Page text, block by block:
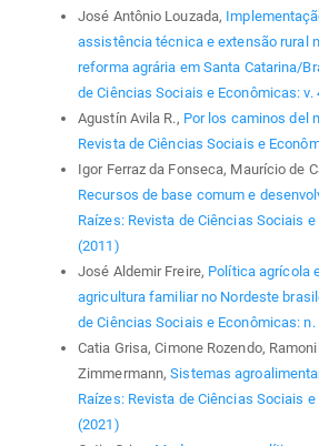
José Antônio Louzada,
assistência técnica e extensão rural
reforma agrária em Santa Catarina/
de Ciências Sociais e Econômicas: v.
Agustín Avila R., Por los caminos del
Revista de Ciências Sociais e
Igor Ferraz da Fonseca, Maurício de
Recursos de base comum e
Raízes: Revista de Ciências Sociais
(2011)
José Aldemir Freire, Política agrícola
agricultura familiar no Nordeste
de Ciências Sociais e Econômicas: n.
Catia Grisa, Cimone Rozendo,
Zimmermann,Sistemas
Raízes: Revista de Ciências Sociais
(2021)